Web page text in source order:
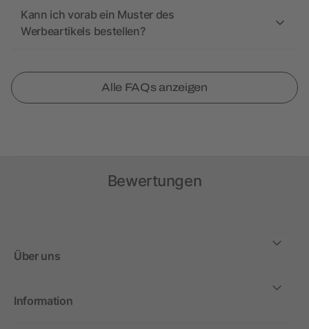
Kann ich vorab ein Muster des
Werbeartikels bestellen?
Alle FAQs anzeigen
Bewertungen
Über uns
Information